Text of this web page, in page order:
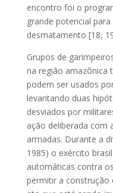
encontro foi o
grande potencial
desmatamento [18,
Grupos de
na região amazônica
podem ser usados
levantando duas
desviados por
ação deliberada com
armadas. Durante a
1985) o exército
automáticas contra
permitir a construção